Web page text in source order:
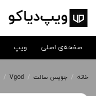
صفحه‌ی اصلی ویپ
خانه / جویس سالت /
Vgod
/